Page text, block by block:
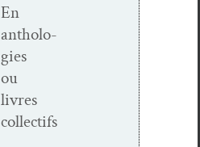
En
antholo­
gies
ou
livres
collectifs